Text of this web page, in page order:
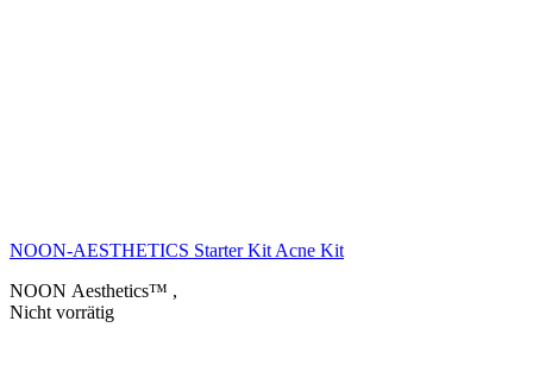
NOON-AESTHETICS Starter Kit Acne Kit
NOON Aesthetics™ ,
Nicht vorrätig